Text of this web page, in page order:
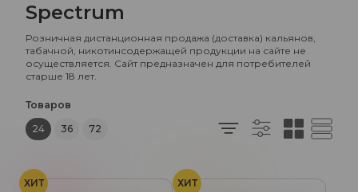
Spectrum
Розничная дистанционная продажа (доставка) кальянов,
табачной, никотинсодержащей продукции на сайте не
осуществляется. Сайт предназначен для потребителей
старше 18 лет.
Товаров
24
36 72
ХИТ ХИТ